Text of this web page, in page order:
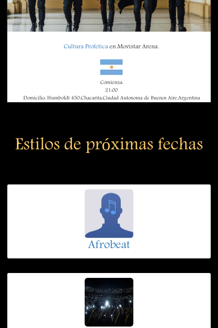
Cultura Profeticaen Movistar Arena.
Comienza:
21:00
Domicilio: Humboldt 450,Chacarita,Ciudad Autonoma de Buenos Aire,Argentina
Estilos de próximas fechas
Afrobeat